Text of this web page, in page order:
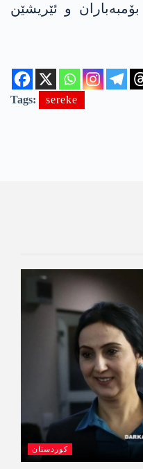
و ئێریشێن
Tags: sereke
کوردستان